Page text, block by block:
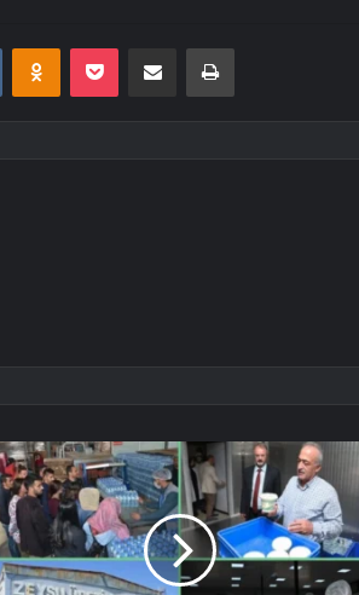
VKontakteOdnoklassniki
Pocket E-Posta ile paylaş Yazdır